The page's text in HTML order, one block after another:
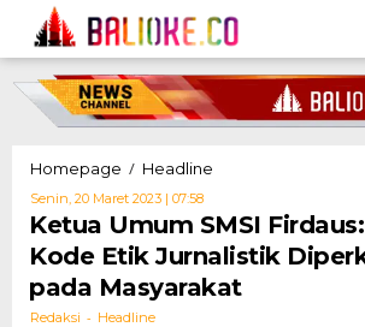
content
Homepage / Headline
Firdaus:
Saatnya
Kode
Etik
Senin, 20 Maret 2023 | 07:58Oleh
Redaksi
Ketua Umum SMSI
Kode Etik Jurnalistik
pada Masyarakat
Redaksi - Headline